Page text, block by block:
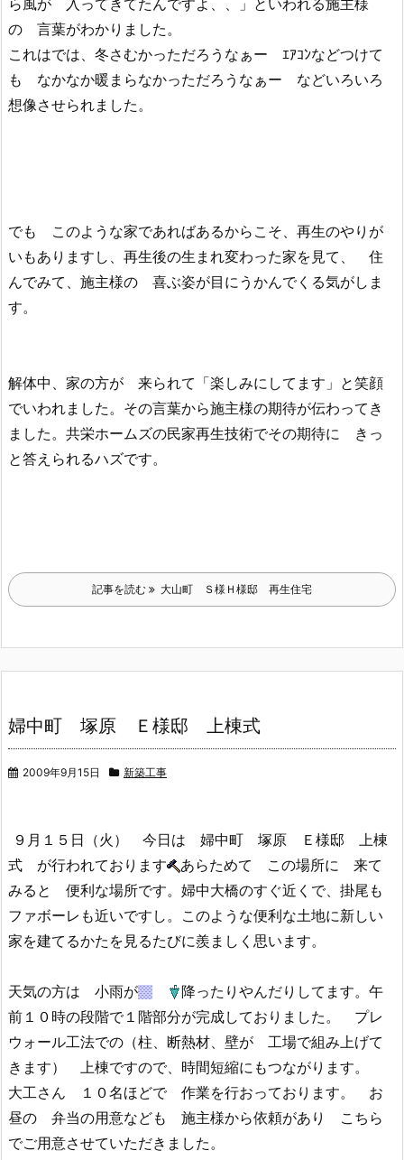
の 言葉がわかりました。
これはでは、冬さむかっただろうなぁー ｴｱｺﾝなどつけて
も なかなか暖まらなかっただろうなぁー などいろいろ
想像させられました。
でも このような家であればあるからこそ、再生のやりが
いもありますし、再生後の生まれ変わった家を見て、 住
んでみて、施主様の 喜ぶ姿が目にうかんでくる気がしま
す。
解体中、家の方が 来られて「楽しみにしてます」と笑顔
でいわれました。その言葉から施主様の期待が伝わってき
ました。共栄ホームズの民家再生技術でその期待に きっ
と答えられるハズです。
記事を読む 大山町 Ｓ様Ｈ様邸 再生住宅
婦中町 塚原 Ｅ様邸 上棟式
2009年9月15日 新築工事
９月１５日（火） 今日は 婦中町 塚原 Ｅ様邸 上棟
式 が行われております
あらためて この場所に 来て
みると 便利な場所です。婦中大橋のすぐ近くで、掛尾も
ファボーレも近いですし。このような便利な土地に新しい
家を建てるかたを見るたびに羨ましく思います。
天気の方は 小雨が
降ったりやんだりしてます。午
前１０時の段階で１階部分が完成しておりました。 プレ
ウォール工法での（柱、断熱材、壁が 工場で組み上げて
きます） 上棟ですので、時間短縮にもつながります。
大工さん １０名ほどで 作業を行おっております。 お
昼の 弁当の用意なども 施主様から依頼があり こちら
でご用意させていただきました。